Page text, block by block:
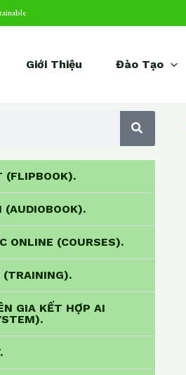
Giới Thiệu Đào Tạo
S
R
C
(FLIPBOOK).
(AUDIOBOOK).
ONLINE (COURSES).
GIA KẾT HỢP AI